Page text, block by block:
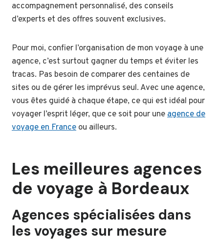
accompagnement personnalisé, des conseils
d’experts et des offres souvent exclusives.
Pour moi, confier l’organisation de mon voyage à une
agence, c’est surtout gagner du temps et éviter les
tracas. Pas besoin de comparer des centaines de
sites ou de gérer les imprévus seul. Avec une agence,
vous êtes guidé à chaque étape, ce qui est idéal pour
voyager l’esprit léger, que ce soit pour uneagence de
voyage en France ou ailleurs.
Les meilleures agences
de voyage à Bordeaux
Agences spécialisées dans
les voyages sur mesure